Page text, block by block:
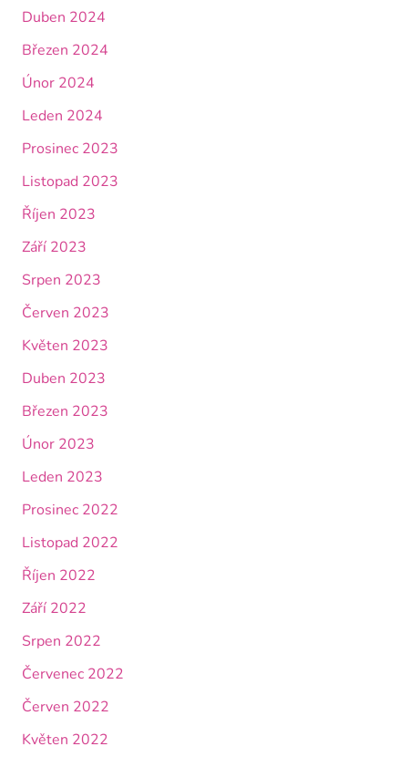
Duben 2024
Březen 2024
Únor 2024
Leden 2024
Prosinec 2023
Listopad 2023
Říjen 2023
Září 2023
Srpen 2023
Červen 2023
Květen 2023
Duben 2023
Březen 2023
Únor 2023
Leden 2023
Prosinec 2022
Listopad 2022
Říjen 2022
Září 2022
Srpen 2022
Červenec 2022
Červen 2022
Květen 2022